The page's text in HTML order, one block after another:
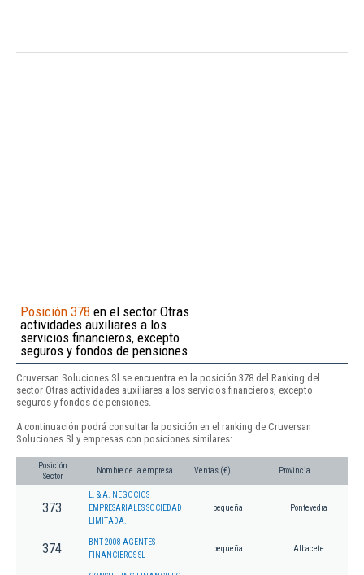
Posición 378 en el sector Otras
actividades auxiliares a los
servicios financieros, excepto
seguros y fondos de pensiones
Cruversan Soluciones Sl se encuentra en la posición 378 del Ranking del
sector Otras actividades auxiliares a los servicios financieros, excepto
seguros y fondos de pensiones.
A continuación podrá consultar la posición en el ranking de Cruversan
Soluciones Sl y empresas con posiciones similares:
Posición
Sector
Nombre de la empresa Ventas (€) Provincia
373
L. & A. NEGOCIOS
EMPRESARIALES SOCIEDAD
LIMITADA.
pequeña Pontevedra
374
BNT 2008 AGENTES
FINANCIEROS SL
pequeña Albacete